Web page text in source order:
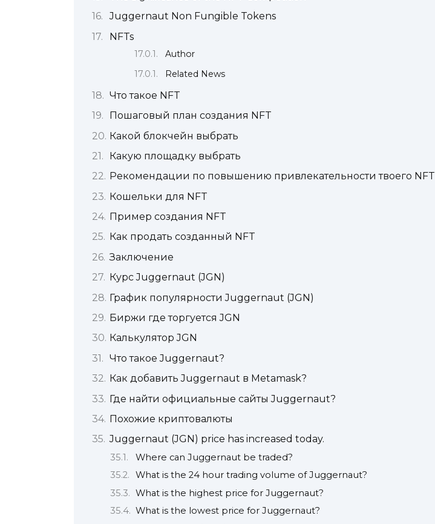
Juggernaut Non Fungible Tokens
NFTs
Author
Related News
Что такое NFT
Пошаговый план создания NFT
Какой блокчейн выбрать
Какую площадку выбрать
Рекомендации по повышению привлекательности твоего NFT
Кошельки для NFT
Пример создания NFT
Как продать созданный NFT
Заключение
Курс Juggernaut (JGN)
График популярности Juggernaut (JGN)
Биржи где торгуется JGN
Калькулятор JGN
Что такое Juggernaut?
Как добавить Juggernaut в Metamask?
Где найти официальные сайты Juggernaut?
Похожие криптовалюты
Juggernaut (JGN) price has increased today.
Where can Juggernaut be traded?
What is the 24 hour trading volume of Juggernaut?
What is the highest price for Juggernaut?
What is the lowest price for Juggernaut?